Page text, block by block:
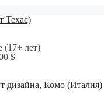
Техас)
(17+ лет)
$
дизайна, Комо (Италия)